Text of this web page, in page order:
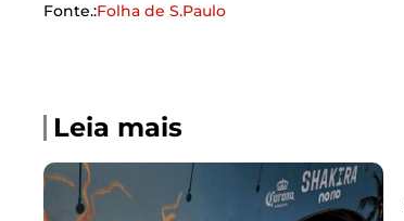
Fonte.:Folha de S.Paulo
Leia mais